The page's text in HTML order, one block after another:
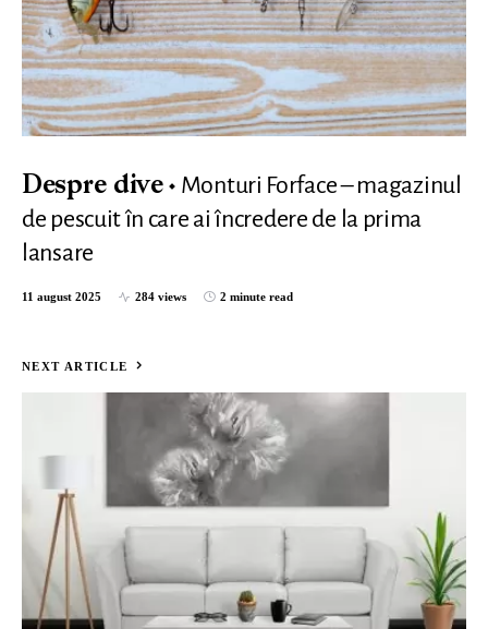
Despre dive
Monturi Forface – magazinul
de pescuit în care ai încredere de la prima
lansare
11 august 2025 284 views 2 minute read
NEXT ARTICLE